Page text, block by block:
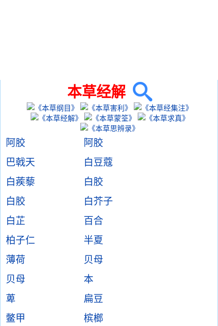
本草经解
阿胶
阿胶
巴戟天
白豆蔻
白蒺藜
白胶
白胶
白芥子
白芷
百合
柏子仁
半夏
薄荷
贝母
贝母
本
萆
扁豆
鳖甲
槟榔